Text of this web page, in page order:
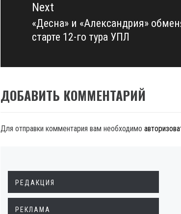
Next
Next
post:
«Десна» и «Александрия»
старте 12-го тура УПЛ
ДОБАВИТЬ КОММЕНТАРИЙ
Для отправки комментария вам необходимо
РЕДАКЦИЯ
РЕКЛАМА